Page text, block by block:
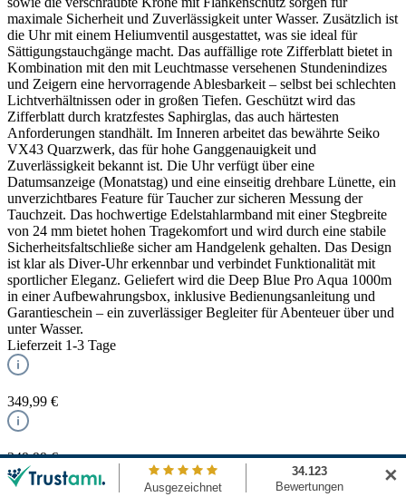
maximale Sicherheit und Zuverlässigkeit unter Wasser. Zusätzlich ist
die Uhr mit einem Heliumventil ausgestattet, was sie ideal für
Sättigungstauchgänge macht. Das auffällige rote Zifferblatt bietet in
Kombination mit den mit Leuchtmasse versehenen Stundenindizes
und Zeigern eine hervorragende Ablesbarkeit – selbst bei schlechten
Lichtverhältnissen oder in großen Tiefen. Geschützt wird das
Zifferblatt durch kratzfestes Saphirglas, das auch härtesten
Anforderungen standhält. Im Inneren arbeitet das bewährte Seiko
VX43 Quarzwerk, das für hohe Ganggenauigkeit und
Zuverlässigkeit bekannt ist. Die Uhr verfügt über eine
Datumsanzeige (Monatstag) und eine einseitig drehbare Lünette, ein
unverzichtbares Feature für Taucher zur sicheren Messung der
Tauchzeit. Das hochwertige Edelstahlarmband mit einer Stegbreite
von 24 mm bietet hohen Tragekomfort und wird durch eine stabile
Sicherheitsfaltschließe sicher am Handgelenk gehalten. Das Design
ist klar als Diver-Uhr erkennbar und verbindet Funktionalität mit
sportlicher Eleganz. Geliefert wird die Deep Blue Pro Aqua 1000m
in einer Aufbewahrungsbox, inklusive Bedienungsanleitung und
Garantieschein – ein zuverlässiger Begleiter für Abenteuer über und
unter Wasser.
Lieferzeit 1-3 Tage
349,99 €
349,99 €
✕